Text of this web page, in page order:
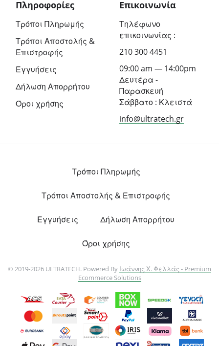
Πληροφορίες
Τρόποι Πληρωμής
Τρόποι Αποστολής &
Επιστροφής
Εγγυήσεις
Δήλωση Απορρήτου
Όροι χρήσης
Επικοινωνία
Τηλέφωνο
επικοινωνίας :
210 300 4451
09:00 am — 14:00pm
Δευτέρα -
Παρασκευή
Σάββατο : Κλειστά
info@ultratech.gr
Τρόποι Πληρωμής
Τρόποι Αποστολής & Επιστροφής
Εγγυήσεις Δήλωση Απορρήτου
Όροι χρήσης
© 2019-2026 ULTRATECH. Powered By Ιωάννης Χ. Φελλάς - Premium
Ecommerce Solutions